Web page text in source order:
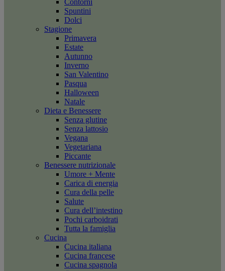
Contorni
Spuntini
Dolci
Stagione
Primavera
Estate
Autunno
Inverno
San Valentino
Pasqua
Halloween
Natale
Dieta e Benessere
Senza glutine
Senza lattosio
Vegana
Vegetariana
Piccante
Benessere nutrizionale
Umore + Mente
Carica di energia
Cura della pelle
Salute
Cura dell’intestino
Pochi carboidrati
Tutta la famiglia
Cucina
Cucina italiana
Cucina francese
Cucina spagnola